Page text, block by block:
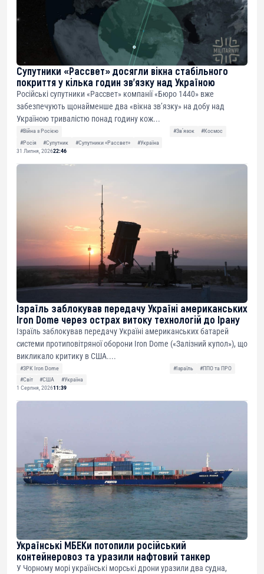
Супутники «Рассвет» досягли вікна стабільного
покриття у кілька годин зв’язку над Україною
Російські супутники «Рассвет» компанії «Бюро 1440» вже
забезпечують щонайменше два «вікна зв’язку» на добу над
Україною тривалістю понад годину кож...
#Війна з Росією #Звʼязок
#Космос
#Росія
#Супутник #Супутники «Рассвет»
#Україна
31 Липня, 202622:46
Ізраїль заблокував передачу Україні американських
Iron Dome через острах витоку технологій до Ірану
Ізраїль заблокував передачу Україні американських батарей
системи протиповітряної оборони Iron Dome («Залізний купол»), що
викликало критику в США....
#ЗРК Iron Dome #Ізраїль
#ППО та ПРО
#Світ
#США
#Україна
1 Серпня, 202611:39
Українські МБЕКи потопили російський
контейнеровоз та уразили нафтовий танкер
У Чорному морі українські морські дрони уразили два судна,